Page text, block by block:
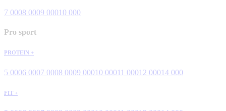
7 0008 0009 00010 000
Pro sport
PROTEIN +
5 0006 0007 0008 0009 00010 00011 00012 00014 000
FIT +